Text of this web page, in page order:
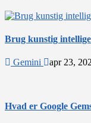
Brug kunstig
Gemini apr 23,
Hvad er Google